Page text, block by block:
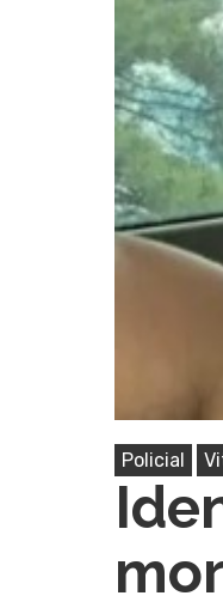
Policial